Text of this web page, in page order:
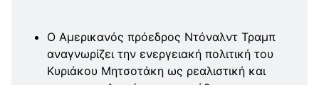
Ο Αμερικανός πρόεδρος Ντόναλντ Τραμπ
αναγνωρίζει την ενεργειακή πολιτική του
Κυριάκου Μητσοτάκη ως ρεαλιστική και